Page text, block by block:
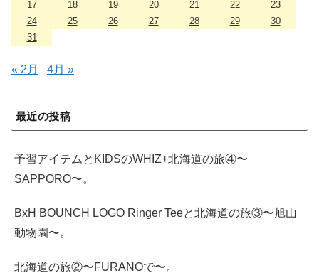
17
18 19 20 21 22
23
24
25 26 27 28 29
30
31
« 2月 4月 »
最近の投稿
予習アイテムとKIDSのWHIZ+北海道の旅④〜
SAPPORO〜。
BxH BOUNCH LOGO Ringer Teeと北海道の旅③〜旭山
動物園〜。
北海道の旅②〜FURANOで〜。